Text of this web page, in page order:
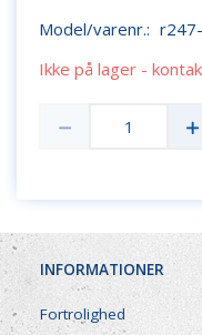
Model/varenr.:
Ikke på lager -
INFORMATIONER
Fortrolighed